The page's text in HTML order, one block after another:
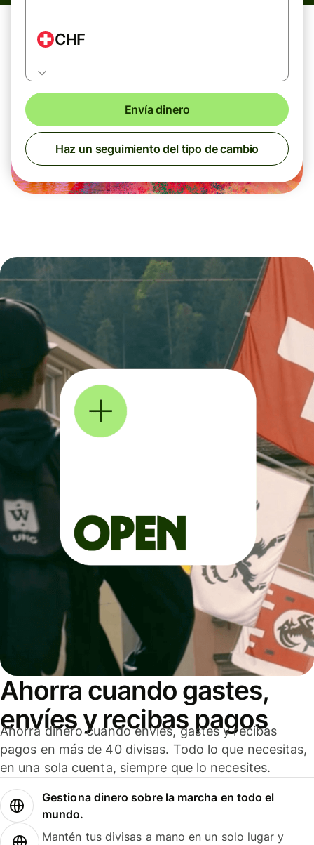
CHF
Envía dinero
Haz un seguimiento del tipo de cambio
Ahorra cuando gastes,
envíes y recibas pagos
Ahorra dinero cuando envíes, gastes y recibas
pagos en más de 40 divisas. Todo lo que necesitas,
en una sola cuenta, siempre que lo necesites.
Gestiona dinero sobre la marcha en todo el
mundo.
Mantén tus divisas a mano en un solo lugar y